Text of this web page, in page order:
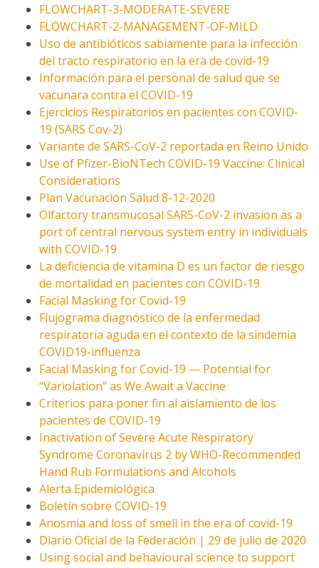
FLOWCHART-3-MODERATE-SEVERE
FLOWCHART-2-MANAGEMENT-OF-MILD
Uso de antibióticos sabiamente para la infección
del tracto respiratorio en la era de covid-19
Información para el personal de salud que se
vacunara contra el COVID-19
Ejercicios Respiratorios en pacientes con COVID-
19 (SARS Cov-2)
Variante de SARS-CoV-2 reportada en Reino Unido
Use of Pfizer-BioNTech COVID-19 Vaccine: Clinical
Considerations
Plan Vacunación Salud 8-12-2020
Olfactory transmucosal SARS-CoV-2 invasion as a
port of central nervous system entry in individuals
with COVID-19
La deficiencia de vitamina D es un factor de riesgo
de mortalidad en pacientes con COVID-19
Facial Masking for Covid-19
Flujograma diagnóstico de la enfermedad
respiratoria aguda en el contexto de la sindemia
COVID19-influenza
Facial Masking for Covid-19 — Potential for
“Variolation” as We Await a Vaccine
Criterios para poner fin al aislamiento de los
pacientes de COVID-19
Inactivation of Severe Acute Respiratory
Syndrome Coronavirus 2 by WHO-Recommended
Hand Rub Formulations and Alcohols
Alerta Epidemiológica
Boletín sobre COVID-19
Anosmia and loss of smell in the era of covid-19
Diario Oficial de la Federación | 29 de julio de 2020
Using social and behavioural science to support